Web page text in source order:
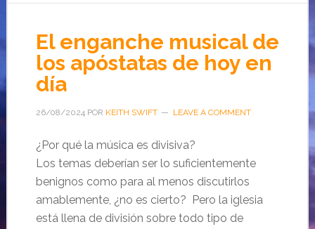
El enganche musical de
los apóstatas de hoy en
día
26/08/2024POR KEITH SWIFT LEAVE A COMMENT
¿Por qué la música es divisiva?
Los temas deberían ser lo suficientemente
benignos como para al menos discutirlos
amablemente, ¿no es cierto? Pero la iglesia
está llena de división sobre todo tipo de